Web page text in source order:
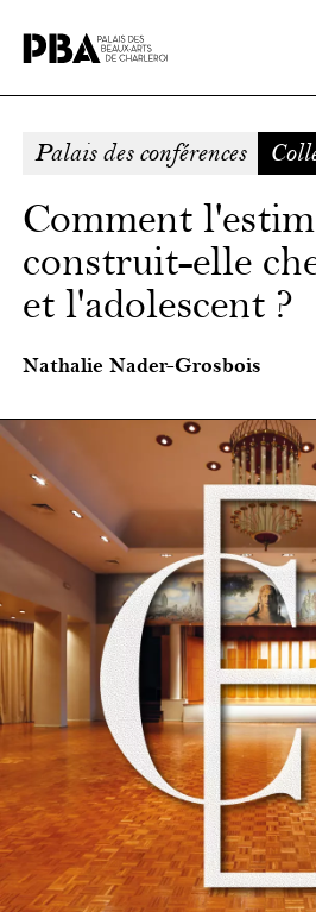
beaux-
de
Charleroi
Palais des conférences
Comment
construit-elle
et l'adolescent ?
Nathalie Nader-Grosbois